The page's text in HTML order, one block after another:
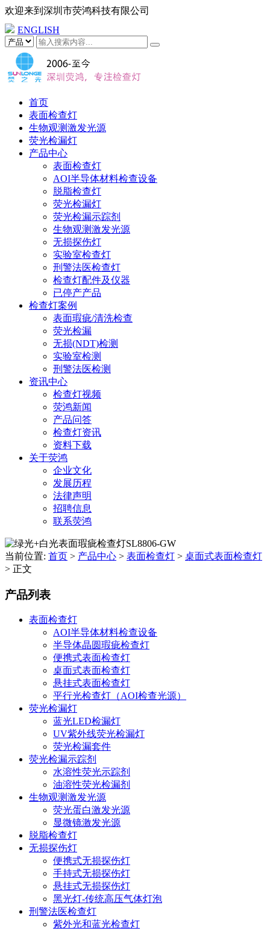
欢迎来到 深圳市荧鸿科技有限公司
ENGLISH
首页
表面检查灯
生物观测激发光源
荧光检漏灯
产品中心
表面检查灯
AOI半导体材料检查设备
脱脂检查灯
荧光检漏灯
荧光检漏示踪剂
生物观测激发光源
无损探伤灯
实验室检查灯
刑警法医检查灯
检查灯配件及仪器
已停产产品
检查灯案例
表面瑕疵/清洗检查
荧光检漏
无损(NDT)检测
实验室检测
刑警法医检测
资讯中心
检查灯视频
荧鸿新闻
产品问答
检查灯资讯
资料下载
关于荧鸿
企业文化
发展历程
法律声明
招聘信息
联系荧鸿
当前位置: 首页 > 产品中心 > 表面检查灯 > 桌面式表面检查灯
> 正文
产品列表
表面检查灯
AOI半导体材料检查设备
半导体晶圆瑕疵检查灯
便携式表面检查灯
桌面式表面检查灯
悬挂式表面检查灯
平行光检查灯（AOI检查光源）
荧光检漏灯
蓝光LED检漏灯
UV紫外线荧光检漏灯
荧光检漏套件
荧光检漏示踪剂
水溶性荧光示踪剂
油溶性荧光检漏剂
生物观测激发光源
荧光蛋白激发光源
显微镜激发光源
脱脂检查灯
无损探伤灯
便携式无损探伤灯
手持式无损探伤灯
悬挂式无损探伤灯
黑光灯-传统高压气体灯泡
刑警法医检查灯
紫外光和蓝光检查灯